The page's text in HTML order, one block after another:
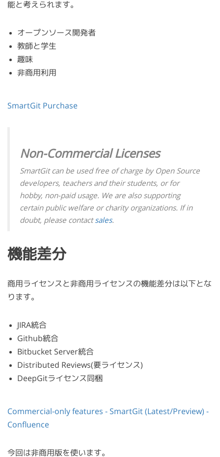
能と考えられます。
オープンソース開発者
教師と学生
趣味
非商用利用
SmartGit Purchase
Non-Commercial Licenses
SmartGit can be used free of charge by Open Source
developers, teachers and their students, or for
hobby, non-paid usage. We are also supporting
certain public welfare or charity organizations. If in
doubt, please contact sales.
機能差分
商用ライセンスと非商用ライセンスの機能差分は以下とな
ります。
JIRA統合
Github統合
Bitbucket Server統合
Distributed Reviews(要ライセンス)
DeepGitライセンス同梱
Commercial-only features - SmartGit (Latest/Preview) -
Confluence
今回は非商用版を使います。